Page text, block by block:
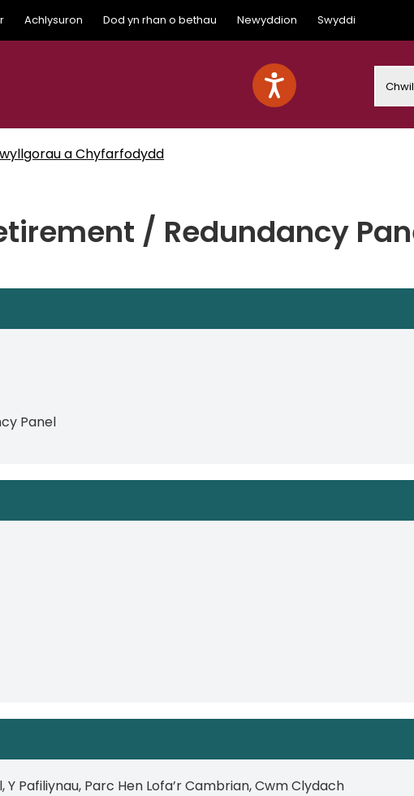
Achlysuron Dod yn rhan o bethau Newyddion Swyddi
a Chyfarfodydd
/ Redundancy
Panel
Pafiliynau, Parc Hen Lofa’r Cambrian, Cwm Clydach